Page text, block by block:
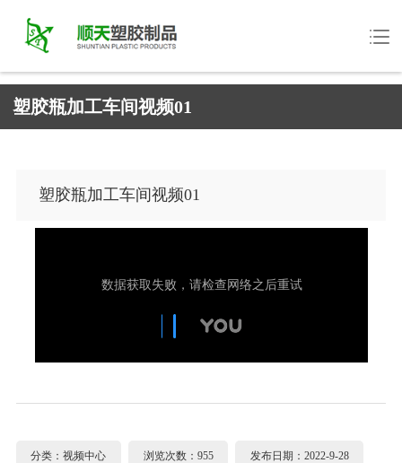
塑胶瓶加工车间视频01
塑胶瓶加工车间视频01
分类：视频中心 浏览次数：955 发布日期：2022-9-28